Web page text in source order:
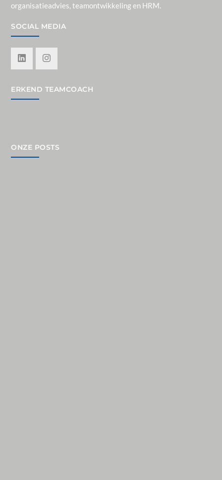
organisatieadvies, teamontwikkeling en HRM.
SOCIAL MEDIA
ERKEND TEAMCOACH
ONZE POSTS